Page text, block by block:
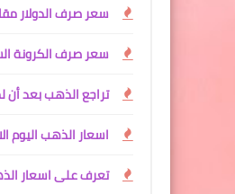
سعر صرف الدولار
سعر صرف الكرونة
تراجع الذهب بعد أن
اسعار الذهب اليوم الاربعاء 25 مارس 2020 في الاسواق
تعرف على اسعار